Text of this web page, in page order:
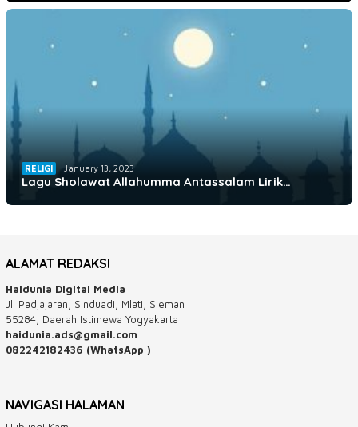
RELIGI January 13, 2023
Lagu Sholawat Allahumma Antassalam Lirik…
ALAMAT REDAKSI
Haidunia Digital Media
Jl. Padjajaran, Sinduadi, Mlati, Sleman
55284, Daerah Istimewa Yogyakarta
haidunia.ads@gmail.com
082242182436 (WhatsApp )
NAVIGASI HALAMAN